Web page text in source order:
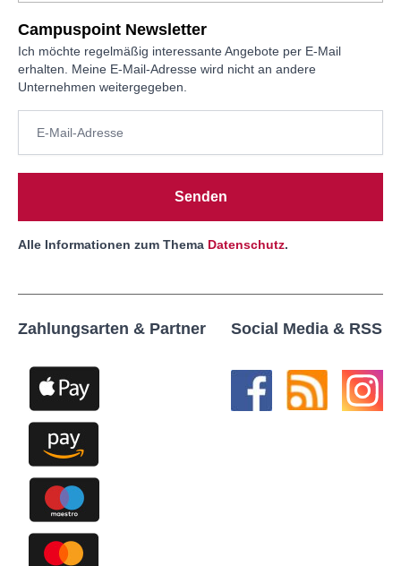
Campuspoint Newsletter
Ich möchte regelmäßig interessante Angebote per E-Mail
erhalten. Meine E-Mail-Adresse wird nicht an andere
Unternehmen weitergegeben.
Senden
Alle Informationen zum Thema Datenschutz.
Zahlungsarten & Partner Social Media & RSS